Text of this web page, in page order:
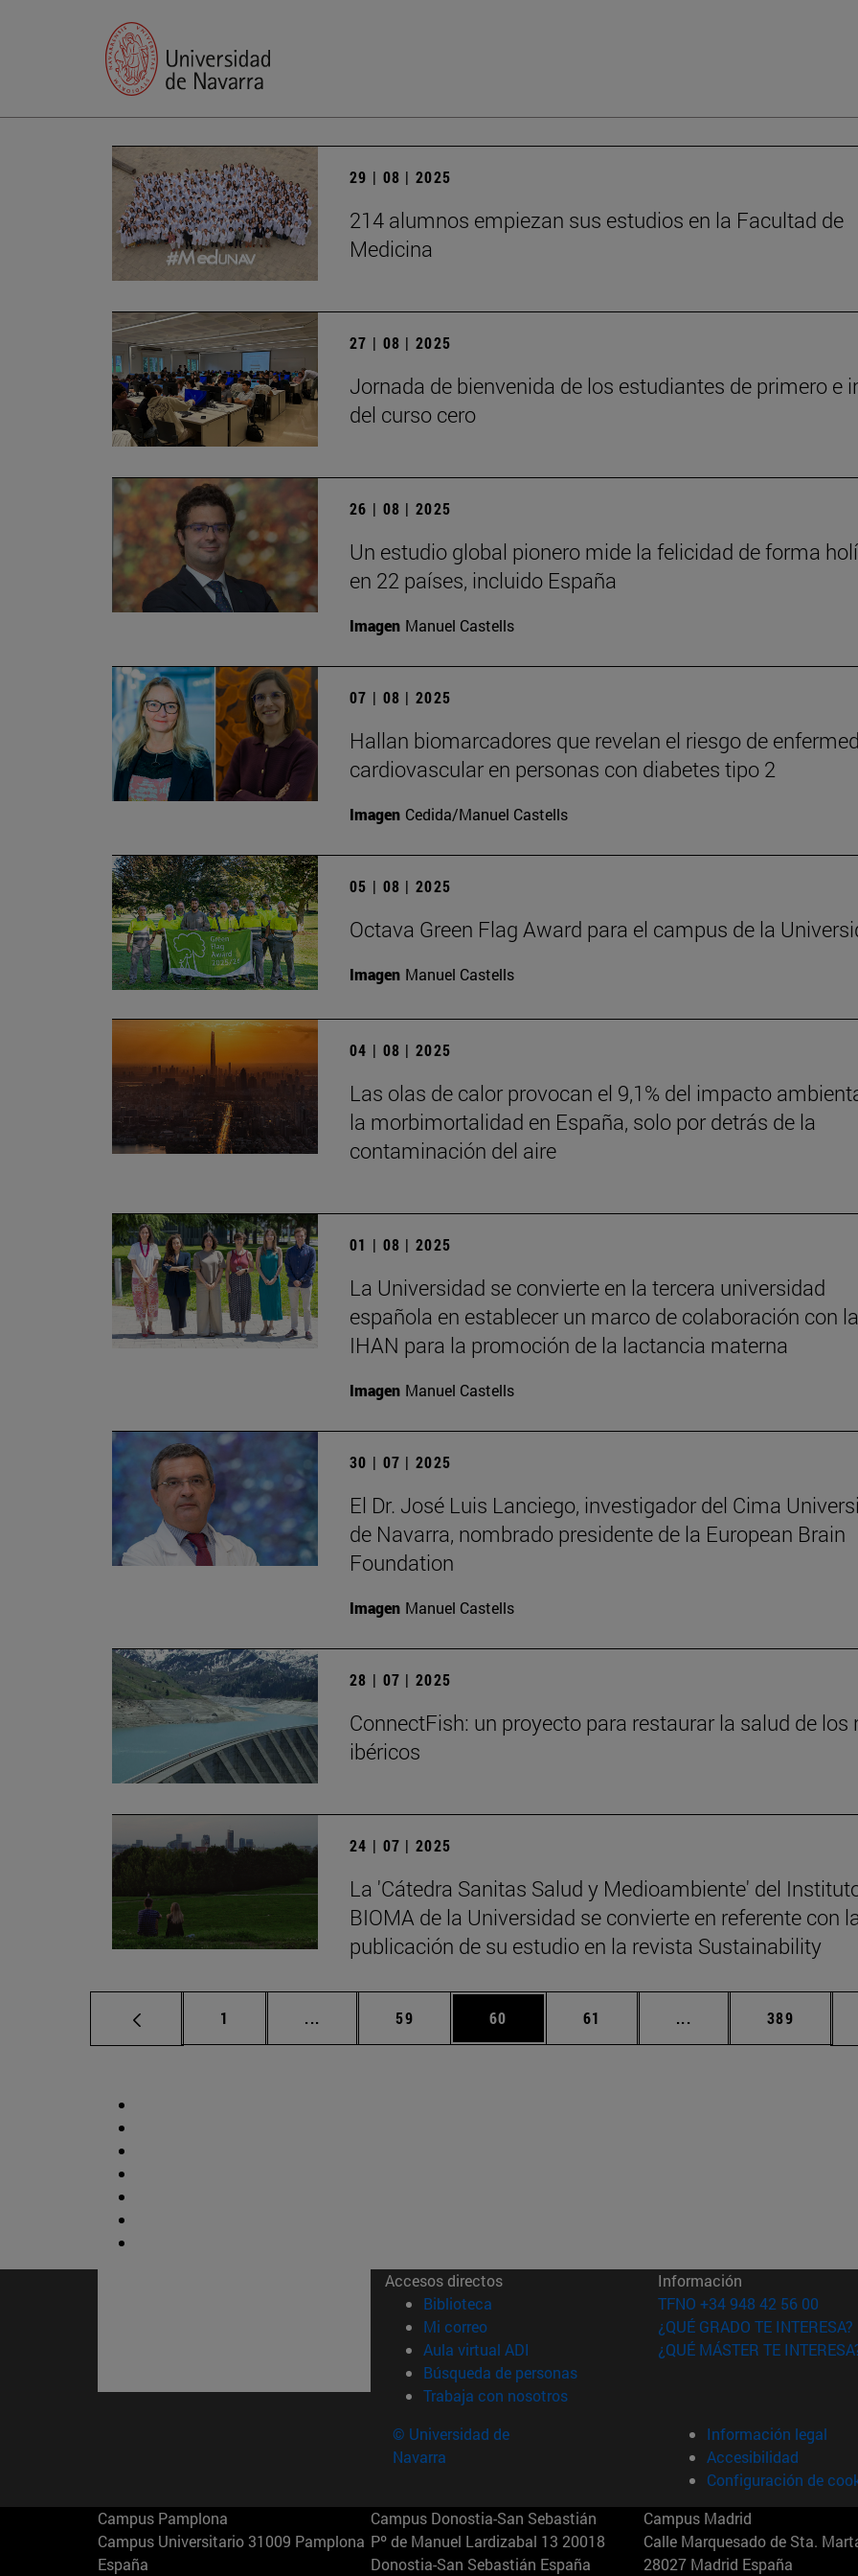
29 | 08 | 2025
214 alumnos empiezan sus estudios en la Facultad de
Medicina
27 | 08 | 2025
Jornada de bienvenida de los estudiantes de primero e
del curso cero
26 | 08 | 2025
Un estudio global pionero mide la felicidad de forma
en 22 países, incluido España
Imagen Manuel Castells
07 | 08 | 2025
Hallan biomarcadores que revelan el riesgo de
cardiovascular en personas con diabetes tipo 2
Imagen Cedida/Manuel Castells
05 | 08 | 2025
Octava Green Flag Award para el campus de la
Imagen Manuel Castells
04 | 08 | 2025
Las olas de calor provocan el 9,1% del impacto
la morbimortalidad en España, solo por detrás de la
contaminación del aire
01 | 08 | 2025
La Universidad se convierte en la tercera universidad
española en establecer un marco de colaboración con la
IHAN para la promoción de la lactancia materna
Imagen Manuel Castells
30 | 07 | 2025
El Dr. José Luis Lanciego, investigador del Cima
de Navarra, nombrado presidente de la European Brain
Foundation
Imagen Manuel Castells
28 | 07 | 2025
ConnectFish: un proyecto para restaurar la salud de los
ibéricos
24 | 07 | 2025
La 'Cátedra Sanitas Salud y Medioambiente' del
BIOMA de la Universidad se convierte en referente con
publicación de su estudio en la revista Sustainability
Página
1 ... Páginas intermedias Use TAB para desplazarse.
Página
59 Página
60 Página
61 ... Páginas intermedias
Página
389
Accesos directos
Biblioteca (abre en nueva ventana)
Mi correo(abre en nueva ventana)
Aula virtual ADI (abre en nueva ventana)
Búsqueda de personas(abre en nueva ventana)
Trabaja con nosotros(abre en nueva ventana)
Información
TFNO +34 948 42 56 00
¿QUÉ GRADO TE INTERESA?
¿QUÉ MÁSTER TE
© Universidad de
Navarra
Información legal
Accesibilidad
Configuración de
Campus Pamplona
Campus Universitario 31009 Pamplona
España
Campus Donostia-San Sebastián
Pº de Manuel Lardizabal 13 20018
Donostia-San Sebastián España
Campus Madrid
Calle Marquesado de Sta.
28027 Madrid España